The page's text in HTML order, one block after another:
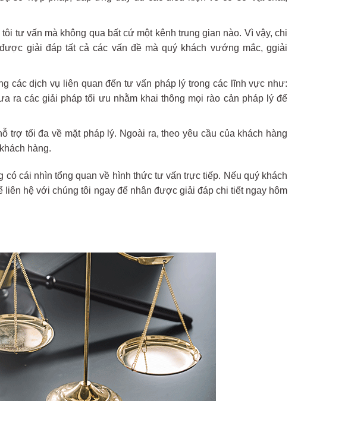
tư vấn mà không qua bất cứ một kênh trung gian nào. Vì vậy, chi
giải đáp tất cả các vấn đề mà quý khách vướng mắc, ggiải
các dịch vụ liên quan đến tư vấn pháp lý trong các lĩnh vực như:
ra các giải pháp tối ưu nhằm khai thông mọi rào cản pháp lý để
tối đa về mặt pháp lý. Ngoài ra, theo yêu cầu của khách hàng
hàng.
cái nhìn tổng quan về hình thức tư vấn trực tiếp. Nếu quý khách
hệ với chúng tôi ngay để nhân được giải đáp chi tiết ngay hôm